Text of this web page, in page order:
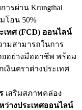
ารผ่าน Krungthai
โอน 50%
เทศ (FCD) ออนไลน์
ามสามารถในการ
อย่างมืออาชีพ พร้อม
เงินตราต่างประเทศ
เสริมสภาพคล่อง
างประเทศออนไลน์